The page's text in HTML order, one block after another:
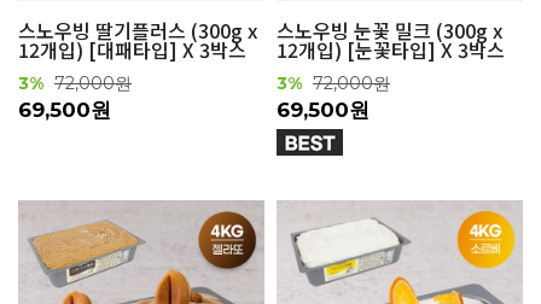
스노우빙 딸기플러스 (300g x
12개입) [대패타입] X 3박스
3% 72,000원
69,500원
스노우빙 눈꽃 밀크 (300g x
12개입) [눈꽃타입] X 3박스
3% 72,000원
69,500원